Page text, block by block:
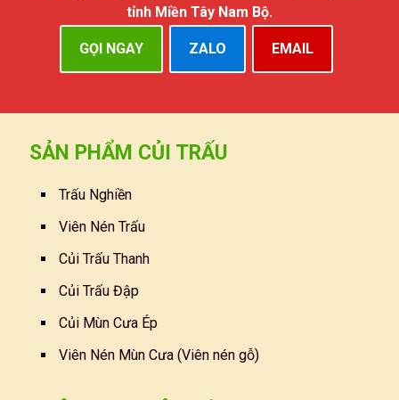
tỉnh Miền Tây Nam Bộ.
GỌI NGAY ZALO EMAIL
SẢN PHẨM CỦI TRẤU
Trấu Nghiền
Viên Nén Trấu
Củi Trấu Thanh
Củi Trấu Đập
Củi Mùn Cưa Ép
Viên Nén Mùn Cưa (Viên nén gỗ)